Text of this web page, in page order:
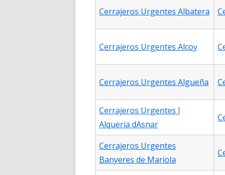
Cerrajeros Urgentes Albatera
Cerrajeros Urgentes Alcoy
Cerrajeros Urgentes Algueña
Cerrajeros Urgentes l
Alqueria dAsnar
Cerrajeros Urgentes
Banyeres de Mariola